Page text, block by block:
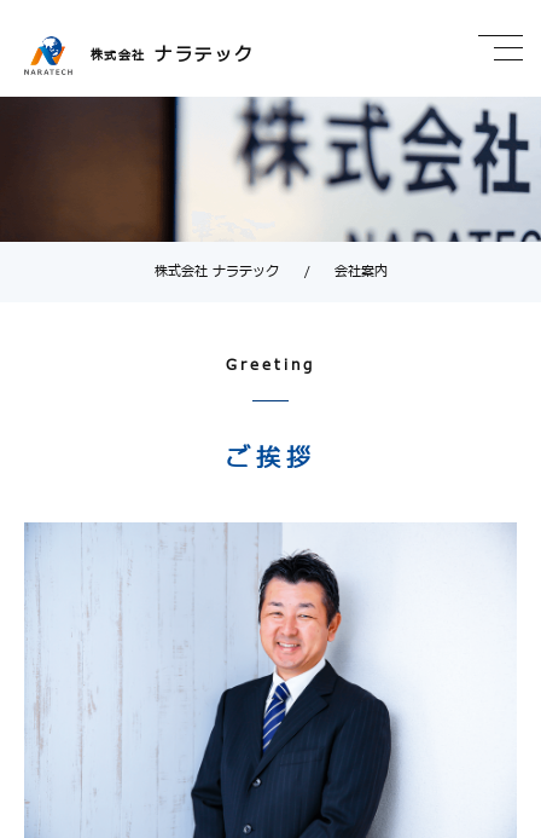
株式会社 ナラテック
株式会社 ナラテック / 会社案内
Greeting
ご挨拶